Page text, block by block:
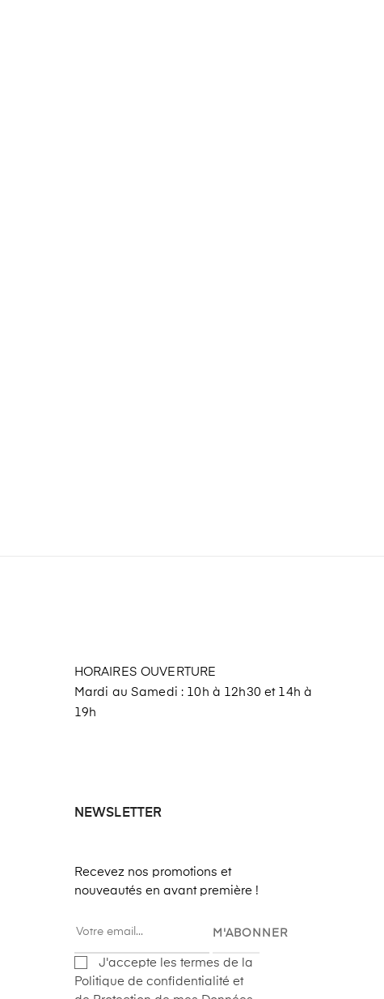
HORAIRES OUVERTURE
Mardi au Samedi : 10h à 12h30 et 14h à
19h
NEWSLETTER
Recevez nos promotions et
nouveautés en avant première !
M'ABONNER
J'accepte les termes de la
Politique de confidentialité et